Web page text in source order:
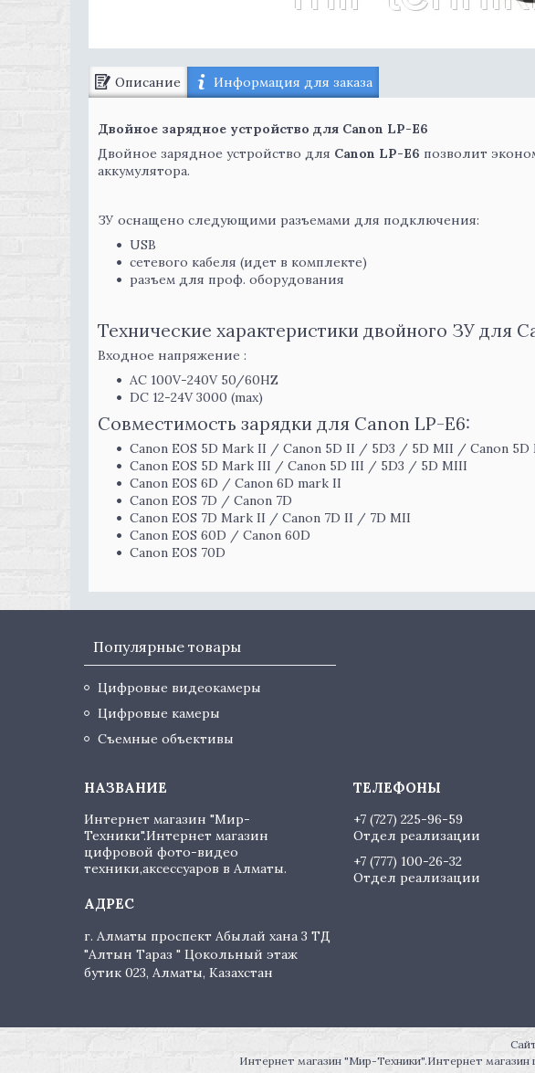
Описание Информация для заказа
Двойное зарядное устройство для Canon LP-E6
Двойное зарядное устройство для Canon LP-E6 позволит
аккумулятора.
ЗУ оснащено следующими разъемами для подключения:
USB
сетевого кабеля (идет в комплекте)
разъем для проф. оборудования
Технические характеристики двойного ЗУ для
Входное напряжение :
AC 100V-240V 50/60HZ
DC 12-24V 3000 (max)
Совместимость зарядки для Canon LP-E6:
Canon EOS 5D Mark II / Canon 5D II / 5D3 / 5D MII / Canon 5D
Canon EOS 5D Mark III / Canon 5D III / 5D3 / 5D MIII
Canon EOS 6D / Canon 6D mark II
Canon EOS 7D / Canon 7D
Canon EOS 7D Mark II / Canon 7D II / 7D MII
Canon EOS 60D / Canon 60D
Canon EOS 70D
Популярные товары
Цифровые видеокамеры
Цифровые камеры
Съемные объективы
Интернет магазин "Мир-
Техники".Интернет магазин
цифровой фото-видео
техники,аксессуаров в Алматы.
г. Алматы проспект Абылай хана 3 ТД
"Алтын Тараз " Цокольный этаж
бутик 023, Алматы, Казахстан
+7 (727) 225-96-59
Отдел реализации
+7 (777) 100-26-32
Отдел реализации